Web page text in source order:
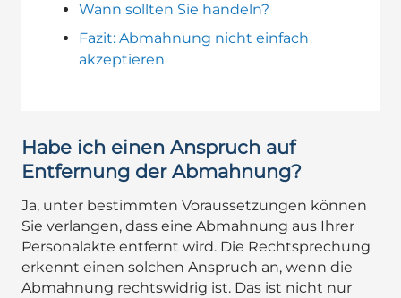
Wann sollten Sie handeln?
Fazit: Abmahnung nicht einfach
akzeptieren
Habe ich einen Anspruch auf
Entfernung der Abmahnung?
Ja, unter bestimmten Voraussetzungen können
Sie verlangen, dass eine Abmahnung aus Ihrer
Personalakte entfernt wird. Die Rechtsprechung
erkennt einen solchen Anspruch an, wenn die
Abmahnung rechtswidrig ist. Das ist nicht nur